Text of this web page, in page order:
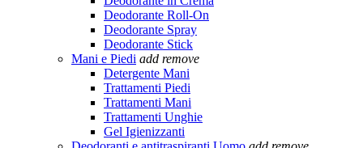
Deodorante Roll-On
Deodorante Spray
Deodorante Stick
Mani e Piedi add remove
Detergente Mani
Trattamenti Piedi
Trattamenti Mani
Trattamenti Unghie
Gel Igienizzanti